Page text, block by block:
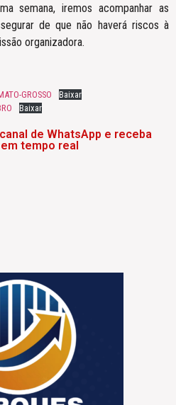
semana, iremos acompanhar as
de que não haverá riscos à
organizadora.
GROSSO
Baixar
Baixar
de WhatsApp e receba
tempo real